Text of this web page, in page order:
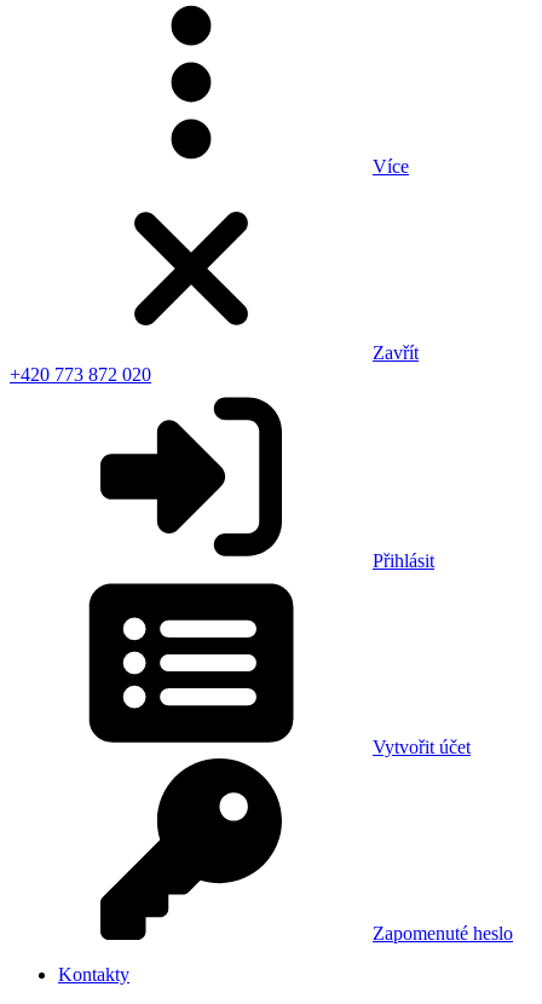
Více
Zavřít
+420 773 872 020
Přihlásit
Vytvořit účet
Zapomenuté heslo
Kontakty